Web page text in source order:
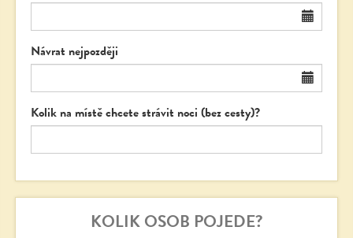
Návrat nejpozději
Kolik na místě chcete strávit noci (bez cesty)?
KOLIK OSOB POJEDE?